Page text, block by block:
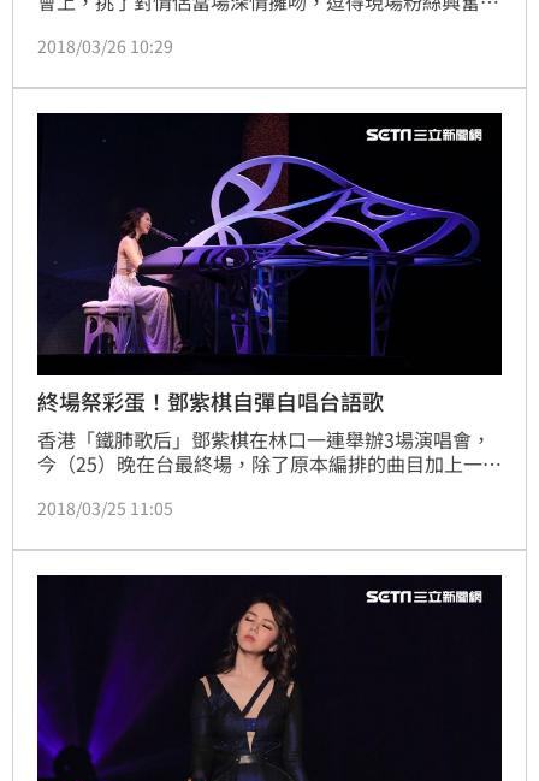
YouTuber「這群人」尼克和女友愛殊莉，事後，他們
「閃到抱歉。」
2018/03/26 10:29
終場祭彩蛋！鄧紫棋自彈自唱台語歌
香港「鐵肺歌后」鄧紫棋在林口一連舉辦3場演唱會，
今（25）晚在台最終場，除了原本編排的曲目加上一點
君的《我只在乎你》，還以中文、台語交互演唱，她透
的清晰咬字唱出台語，令歌迷驚豔不已。
2018/03/25 11:05